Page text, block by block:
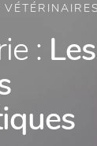
: Les